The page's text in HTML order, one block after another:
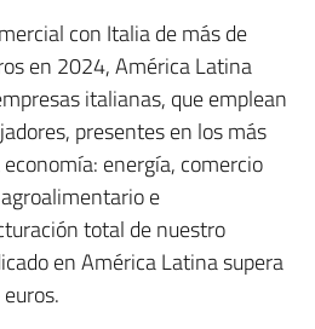
con Italia de más de
en 2024, América Latina
italianas, que emplean
presentes en los más
energía, comercio
e
total de nuestro
en América Latina supera